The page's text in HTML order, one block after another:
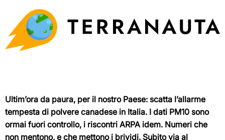
Ultim’ora da paura, per il nostro Paese: scatta l’allarme
tempesta di polvere canadese in Italia. I dati PM10 sono
ormai fuori controllo, i riscontri ARPA idem. Numeri che
non mentono, e che mettono i brividi. Subito via al